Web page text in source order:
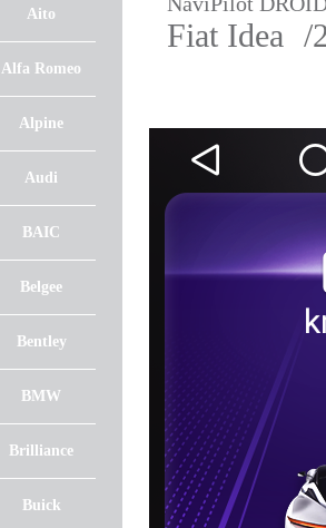
Aito
Alfa Romeo
Alpine
Audi
BAIC
Belgee
Bentley
BMW
Brilliance
Buick
Fiat Idea /